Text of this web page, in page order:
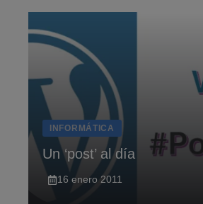
INFORMÁTICA
Un ‘post’ al dí­a
16 enero 2011